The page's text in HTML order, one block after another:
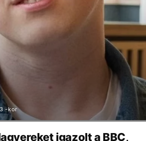
-kor
igazolt a BBC,